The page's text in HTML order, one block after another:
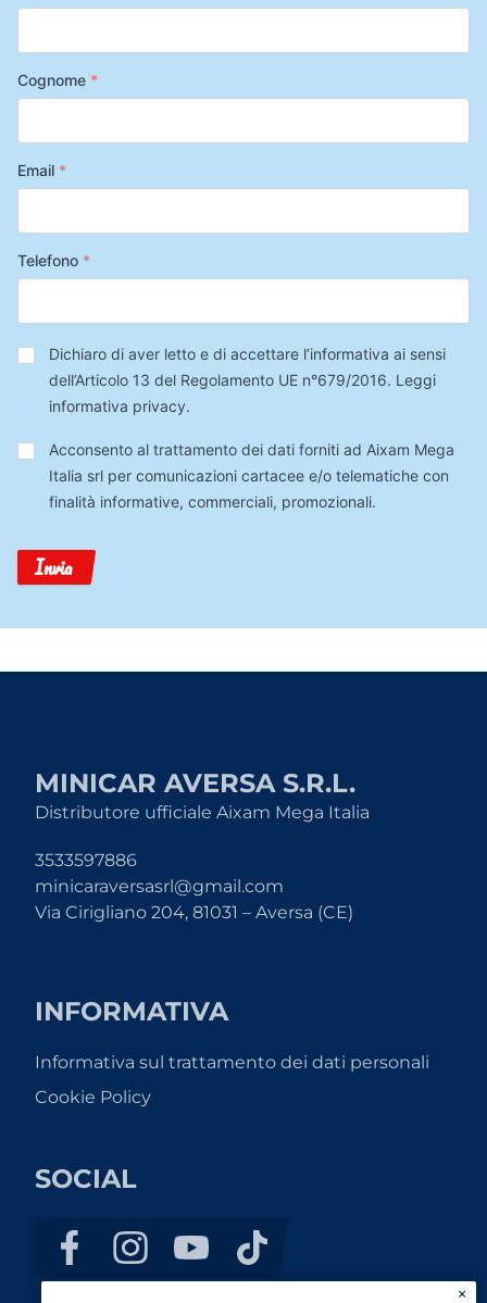
Cognome *
Email *
Telefono *
Privacy*
Dichiaro di aver letto e di accettare l’informativa ai sensi
dell’Articolo 13 del Regolamento UE n°679/2016. Leggi
informativa privacy.
Trattamento
Dati
Acconsento al trattamento dei dati forniti ad Aixam Mega
Italia srl per comunicazioni cartacee e/o telematiche con
finalità informative, commerciali, promozionali.
Invia
MINICAR AVERSA S.R.L.
Distributore ufficiale Aixam Mega Italia
3533597886
minicaraversasrl@gmail.com
Via Cirigliano 204, 81031 – Aversa (CE)
INFORMATIVA
Informativa sul trattamento dei dati personali
Cookie Policy
SOCIAL
×